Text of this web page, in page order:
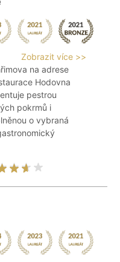
Zobrazit více >>
na adrese
Hodovna
pestrou
pokrmů i
o vybraná